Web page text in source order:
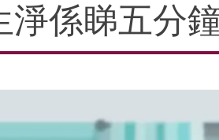
淨係睇五分